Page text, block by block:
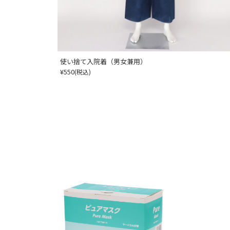
使い捨て入院着（男女兼用）
¥550(税込)